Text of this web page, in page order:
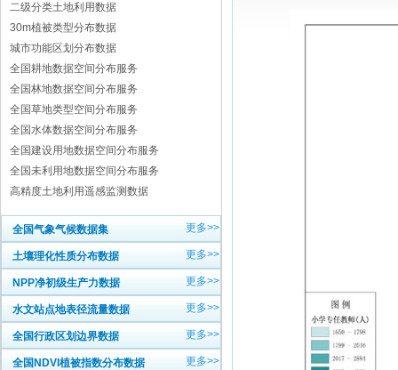
二级分类土地利用数据
30m植被类型分布数据
城市功能区划分布数据
全国耕地数据空间分布服务
全国林地数据空间分布服务
全国草地类型空间分布服务
全国水体数据空间分布服务
全国建设用地数据空间分布服务
全国未利用地数据空间分布服务
高精度土地利用遥感监测数据
全国气象气候数据集 更多>>
土壤理化性质分布数据 更多>>
NPP净初级生产力数据 更多>>
水文站点地表径流量数据 更多>>
全国行政区划边界数据 更多>>
全国NDVI植被指数分布数据 更多>>